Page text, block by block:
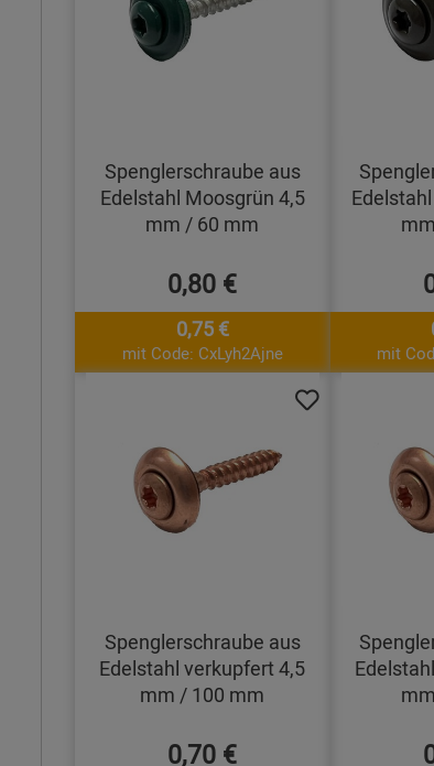
Spenglerschraube aus
Edelstahl Moosgrün 4,5
mm / 60 mm
0,80 €
0,75 €
mit Code: CxLyh2Ajne mit
Spenglerschraube aus
Edelstahl verkupfert 4,5
mm / 100 mm
0,70 €